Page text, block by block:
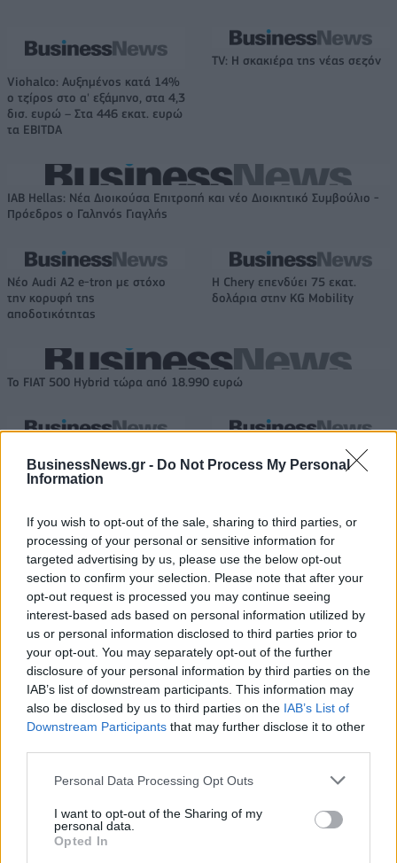
BusinessNews.gr - Do Not Process My Personal
Information
If you wish to opt-out of the sale, sharing to third parties, or
processing of your personal or sensitive information for
targeted advertising by us, please use the below opt-out
section to confirm your selection. Please note that after your
opt-out request is processed you may continue seeing
interest-based ads based on personal information utilized by
us or personal information disclosed to third parties prior to
your opt-out. You may separately opt-out of the further
disclosure of your personal information by third parties on the
IAB’s list of downstream participants. This information may
also be disclosed by us to third parties on the IAB’s List of
Downstream Participants that may further disclose it to other
Personal Data Processing Opt Outs
I want to opt-out of the Sharing of my
personal data.
Opted In
Viohalco: Αυξημένος κατά 14%
ο τζίρος στο α' εξάμηνο, στα 4,3
δισ. ευρώ – Στα 446 εκατ. ευρώ
τα EBITDA
TV: Η σκακιέρα της νέας σεζόν
IAB Hellas: Νέα Διοικούσα Επιτροπή και νέο Διοικητικό Συμβούλιο -
Πρόεδρος ο Γαληνός Γιαγλής
Νέο Audi A2 e-tron με στόχο
την κορυφή της
αποδοτικότητας
Η Chery επενδύει 75 εκατ.
δολάρια στην KG Mobility
Το FIAT 500 Hybrid τώρα από 18.990 ευρώ
της Παρασκευής ο
προημιτελικός με τη Λιθουανία
Φίνιξ Σανς: «Έδεσαν» τον
Ντίλον Μπρουκς έως το 2030
Evergood: Άγγιξε τα 300 εκατ. ο τζίρος- Στα 10 εκατ. ευρώ το τίμημα
για το 60% του Jackaroo
Όμιλος AKTOR: Εξαγοράζει το
75% των ΗΛΕΚΤΩΡ και THALIS –
Στρατηγική συνεργασία με τη
Motor Oil
ΔΕΗ: Ισχυρή ανάπτυξη στο α΄
εξάμηνο 2026 με
προσαρμοσμένο EBITDA στα 1,2
δισ. ευρώ
VW: Η δύσκολη εξίσωση της